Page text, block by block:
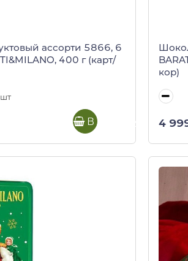
ассорти 5866, 6
400 г (карт/
шт
В корзину
кор)
4